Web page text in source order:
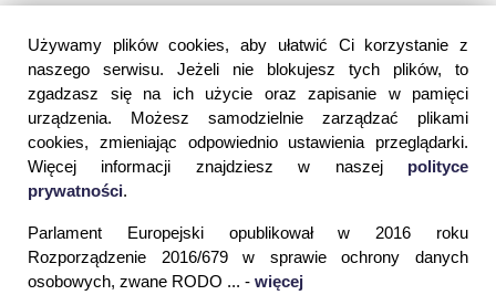
Używamy plików cookies, aby ułatwić Ci korzystanie z
naszego serwisu. Jeżeli nie blokujesz tych plików, to
zgadzasz się na ich użycie oraz zapisanie w pamięci
urządzenia. Możesz samodzielnie zarządzać plikami
cookies, zmieniając odpowiednio ustawienia przeglądarki.
Więcej informacji znajdziesz w naszej polityce
prywatności.
Parlament Europejski opublikował w 2016 roku
Rozporządzenie 2016/679 w sprawie ochrony danych
osobowych, zwane RODO ... - więcej